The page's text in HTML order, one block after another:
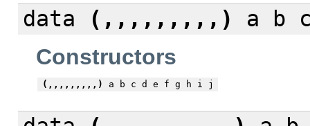
data (,,,,,,,,,)
a b
Constructors
(,,,,,,,,,) a b c d e f g h i j